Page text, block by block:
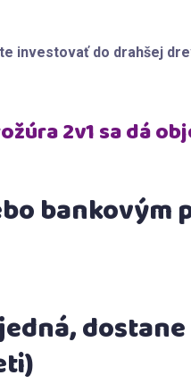
investovať do drahšej
2v1 sa dá
bankovým